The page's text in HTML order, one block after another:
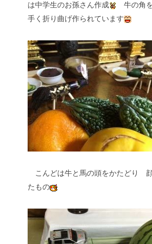
は中学生のお孫さん作成
牛の角
手く折り曲げ作られています
こんどは牛と馬の頭をかたどり
たもの